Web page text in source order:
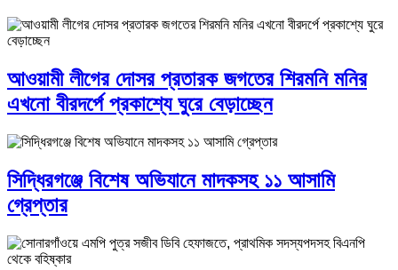
আওয়ামী লীগের দোসর প্রতারক জগতের শিরমনি মনির
এখনো বীরদর্পে প্রকাশ্যে ঘুরে বেড়াচ্ছেন
সিদ্ধিরগঞ্জে বিশেষ অভিযানে মাদকসহ ১১ আসামি
গ্রেপ্তার